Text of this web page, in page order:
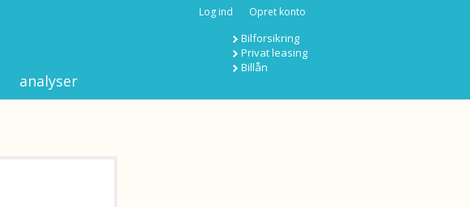
Log ind Opret konto
Bilforsikring
Privat leasing
Billån
analyser